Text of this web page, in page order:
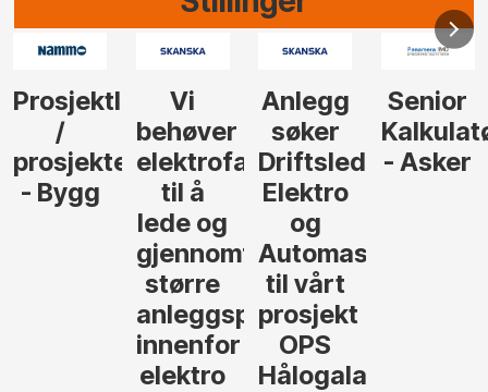
Anlegg
søker
Driftsleder
Elektro
Automasjon
Hålogalandsvegen
Senior
Kalkulatør
- Asker
Senior
Tilbudsleder
Anlegg
- Oslo